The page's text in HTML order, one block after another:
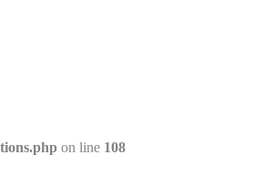
on line 108